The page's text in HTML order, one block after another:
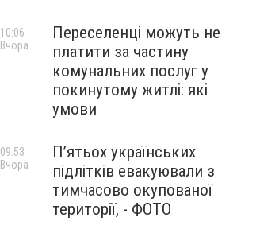
Переселенці можуть не
платити за частину
комунальних послуг у
покинутому житлі: які
умови
10:06
Вчора
П’ятьох українських
підлітків евакуювали з
тимчасово окупованої
території, - ФОТО
09:53
Вчора